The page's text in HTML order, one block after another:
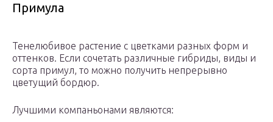
Примула
Тенелюбивое растение с цветками разных форм и
оттенков. Если сочетать различные гибриды, виды и
сорта примул, то можно получить непрерывно
цветущий бордюр.
Лучшими компаньонами являются: